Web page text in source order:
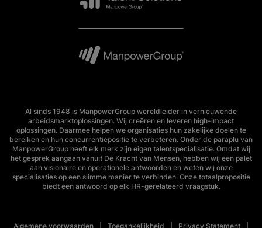
Al sinds 1948 is ManpowerGroup wereldleider in vernieuwende
arbeidsmarktoplossingen. Wij creëren en leveren high-impact
oplossingen. Daarmee helpen we organisaties hun zakelijke doelen te
bereiken en hun concurrentiepositie te verbeteren. Onder de paraplu van
ManpowerGroup heeft elk merk zijn eigen talentspecialisatie. Omdat wij
het gesprek aangaan vanuit De Kracht van Mensen, hebben wij een palet
aan visionaire en operationele antwoorden en weten wij onze
specialisaties op een slimme manier te verbinden. Onze totaalpropositie
biedt een antwoord op elk HR-gerelateerd vraagstuk.
Algemene voorwaarden Toegankelijkheid Privacy Statement